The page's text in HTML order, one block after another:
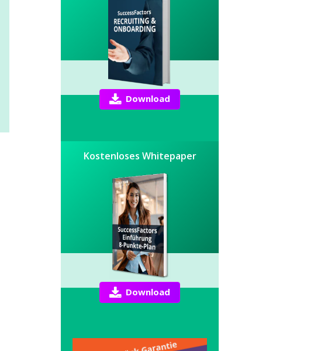
Download
Kostenloses Whitepaper
Download